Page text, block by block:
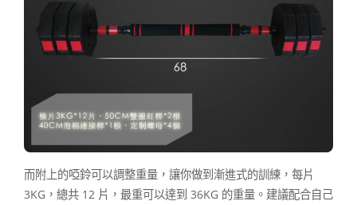
而附上的啞鈴可以調整重量，讓你做到漸進式的訓練，每片
3KG，總共 12 片，最重可以達到 36KG 的重量。建議配合自己